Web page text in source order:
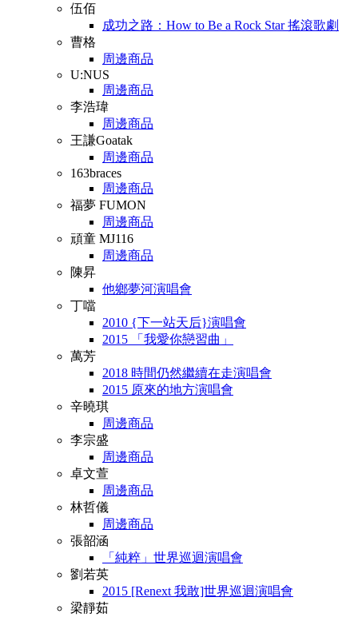
伍佰
成功之路：How to Be a Rock Star 搖滾歌劇
曹格
周邊商品
U:NUS
周邊商品
李浩瑋
周邊商品
王謙Goatak
周邊商品
163braces
周邊商品
福夢 FUMON
周邊商品
頑童 MJ116
周邊商品
陳昇
他鄉夢河演唱會
丁噹
2010 {下一站天后}演唱會
2015 「我愛你戀習曲」
萬芳
2018 時間仍然繼續在走演唱會
2015 原來的地方演唱會
辛曉琪
周邊商品
李宗盛
周邊商品
卓文萱
周邊商品
林哲儀
周邊商品
張韶涵
「純粹」世界巡迴演唱會
劉若英
2015 [Renext 我敢]世界巡迴演唱會
梁靜茹